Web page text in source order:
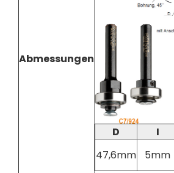
Abmessungen
D I
47,6mm
5mm